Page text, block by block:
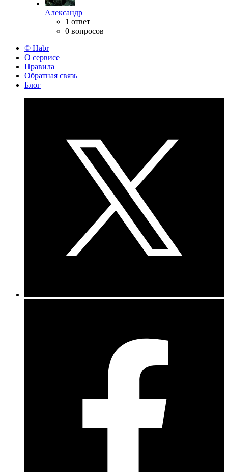
Александр
1 ответ
0 вопросов
© Habr
О сервисе
Правила
Обратная связь
Блог